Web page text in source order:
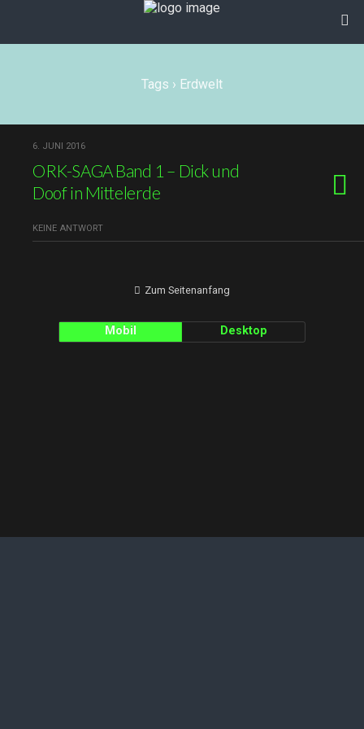
Tags › Erdwelt
6. JUNI 2016
ORK-SAGA Band 1 – Dick und
Doof in Mittelerde
KEINE ANTWORT
Zum Seitenanfang
Mobil Desktop